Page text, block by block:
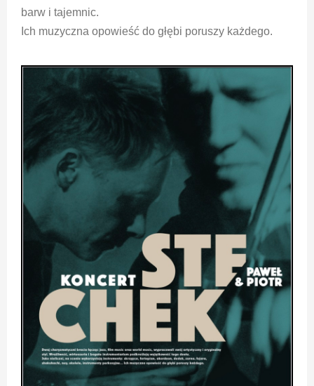
barw i tajemnic.
Ich muzyczna opowieść do głębi poruszy każdego.